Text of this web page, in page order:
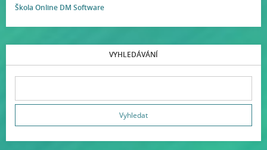
Škola Online DM Software
VYHLEDÁVÁNÍ